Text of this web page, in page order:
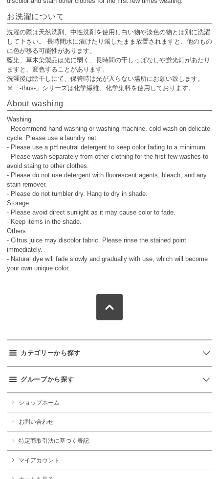
お洗濯について
洗濯の際は天然洗剤、中性洗剤を使用し白い物や淡色の物とは別に洗濯
して下さい。 長時間水に漬けたり濁したまま放置されますと、他のもの
に色が移る可能性があります。
藍染、草木染製品は光に弱く、長時間の干しっぱなしや蛍光灯があたり
ますと、変色することがあります。
洗濯後は陰干しにて、保管時は光が入らない場所にお願い致します。
※「-thus-」シリーズは化学繊維、化学染料を使用しております。
About washing
Washing
- Recommend hand washing or washing machine, cold wash on delicate
cycle. Please use a laundry net.
- Please use a pH neutral detergent to keep color fading to a minimum.
- Please wash separately from other clothing for the first few washes to
avoid staing to other clothes.
- Please do not use detergent with fluorescent agents, bleach, and any
stain remover.
- Please do not tumbler dry. Hang to dry in shade.
Storage
- Please avoid direct sunlight as it may cause color to fade.
- Keep items in the shade.
Others
- Citrus juice may discolor fabric. Please rinse the stained point
immediately.
- Natural dye will fade slowly and gradually with use, which will become
your own unique color.
カテゴリーから探す
グループから探す
ショップホーム
お問い合わせ
特定商取引法に基づく表記
マイアカウント